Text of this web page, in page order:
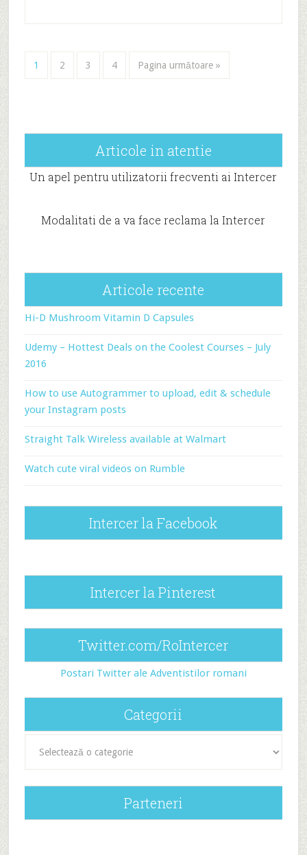
1 2 3 4 Pagina următoare »
Articole in atentie
Un apel pentru utilizatorii frecventi ai Intercer
Modalitati de a va face reclama la Intercer
Articole recente
Hi-D Mushroom Vitamin D Capsules
Udemy – Hottest Deals on the Coolest Courses – July
2016
How to use Autogrammer to upload, edit & schedule
your Instagram posts
Straight Talk Wireless available at Walmart
Watch cute viral videos on Rumble
Intercer la Facebook
Intercer la Pinterest
Twitter.com/RoIntercer
Postari Twitter ale Adventistilor romani
Categorii
Parteneri